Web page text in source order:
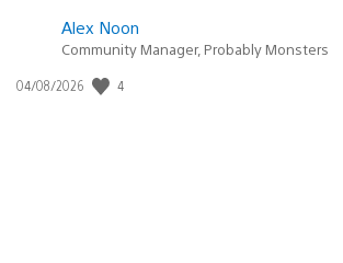
Alex Noon
Community Manager, Probably Monsters
Date
04/08/2026 4